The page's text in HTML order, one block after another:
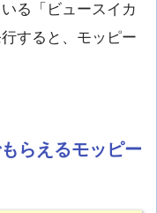
る「ビュースイカ
すると、モッピー
らえるモッピー